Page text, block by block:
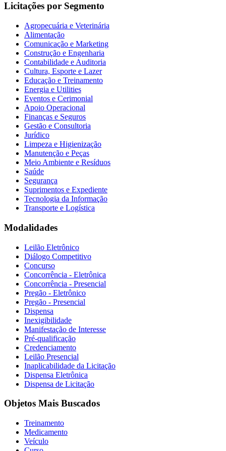
Licitações por Segmento
Agropecuária e Veterinária
Alimentação
Comunicação e Marketing
Construção e Engenharia
Contabilidade e Auditoria
Cultura, Esporte e Lazer
Educação e Treinamento
Energia e Utilities
Eventos e Cerimonial
Apoio Operacional
Finanças e Seguros
Gestão e Consultoria
Jurídico
Limpeza e Higienização
Manutenção e Peças
Meio Ambiente e Resíduos
Saúde
Segurança
Suprimentos e Expediente
Tecnologia da Informação
Transporte e Logística
Modalidades
Leilão Eletrônico
Diálogo Competitivo
Concurso
Concorrência - Eletrônica
Concorrência - Presencial
Pregão - Eletrônico
Pregão - Presencial
Dispensa
Inexigibilidade
Manifestação de Interesse
Pré-qualificação
Credenciamento
Leilão Presencial
Inaplicabilidade da Licitação
Dispensa Eletrônica
Dispensa de Licitação
Objetos Mais Buscados
Treinamento
Medicamento
Veículo